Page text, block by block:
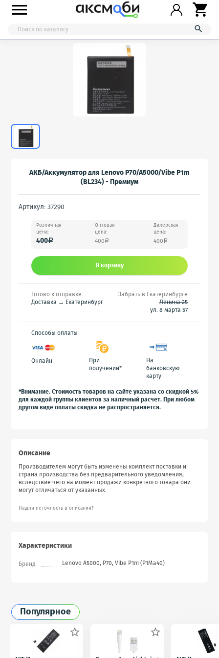



АКБ/Аккумулятор для Lenovo P70/A5000/Vibe P1m
(BL234) - Премиум
Артикул: 37290
Розничная
цена:
400a
Оптовая
цена:
400 a
Дилерская
цена:
400 a
В корзину
Готово к отправке:
Доставка → Екатеринбург
Забрать в Екатеринбурге
Ленина 25
ул. 8 марта 57
Способы оплаты
Онлайн
При
получении*
На
банковскую
карту
*Внимание. Стоимость товаров на сайте указана со скидкой 5%
для каждой группы клиентов за наличный расчет. При любом
другом виде оплаты скидка не распространяется.
Описание
Производителем могут быть изменены комплект поставки и
страна производства без предварительного уведомления,
вследствие чего на момент продажи конкретного товара они
могут отличаться от указанных.
Нашли неточность в описании?
Характеристики
Бренд Lenovo A5000, P70, Vibe P1m (P1Ma40)
Популярное
 